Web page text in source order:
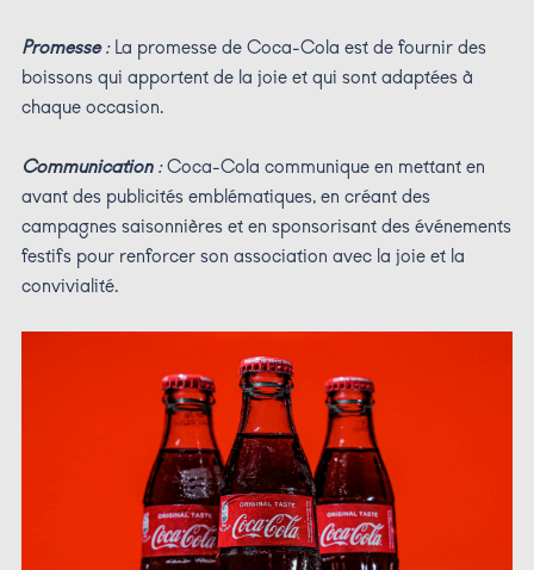
Promesse:La promesse de Coca-Cola est de fournir des
boissons qui apportent de la joie et qui sont adaptées à
chaque occasion.
Communication:Coca-Cola communique en mettant en
avant des publicités emblématiques, en créant des
campagnes saisonnières et en sponsorisant des événements
festifs pour renforcer son association avec la joie et la
convivialité.